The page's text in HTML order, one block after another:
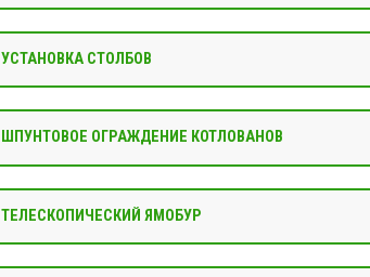
УСТАНОВКА СТОЛБОВ
ШПУНТОВОЕ ОГРАЖДЕНИЕ КОТЛОВАНОВ
ТЕЛЕСКОПИЧЕСКИЙ ЯМОБУР